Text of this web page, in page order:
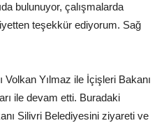
bulunuyor, çalışmalarda
teşekkür ediyorum. Sağ
Volkan Yılmaz ile İçişleri Bakanı
ile devam etti. Buradaki
Silivri Belediyesini ziyareti ve